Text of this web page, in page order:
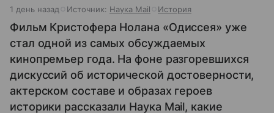
1 день назад Источник: Наука Mail История
Фильм Кристофера Нолана «Одиссея» уже
стал одной из самых обсуждаемых
кинопремьер года. На фоне разгоревшихся
дискуссий об исторической достоверности,
актерском составе и образах героев
историки рассказали Наука Mail, какие